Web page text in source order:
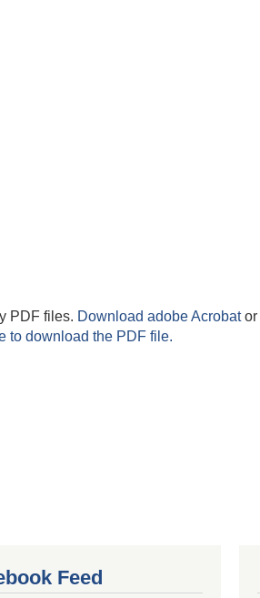
PDF files. Download adobe Acrobator
to download the PDF file.
Feed